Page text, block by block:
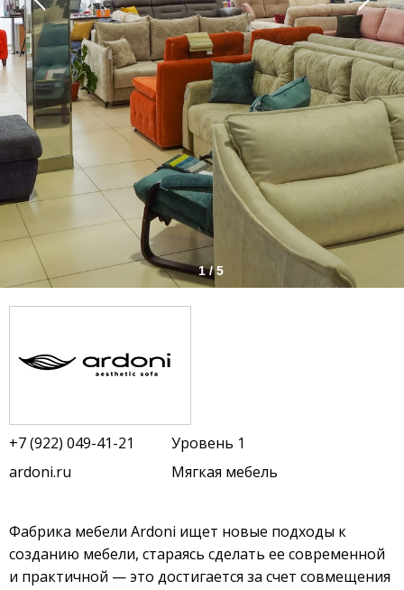
1 / 5
+7 (922) 049-41-21
ardoni.ru
Уровень 1
Мягкая мебель
Фабрика мебели Ardoni ищет новые подходы к
созданию мебели, стараясь сделать ее современной
и практичной — это достигается за счет совмещения